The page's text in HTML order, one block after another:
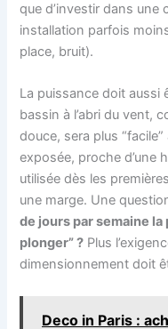
que d’investir dans une
installation parfois
place, bruit).
La puissance doit aussi
bassin à l’abri du vent,
douce, sera plus
exposée, proche d’une
utilisée dès les
une marge. Une
de jours par semaine
plonger” ? Plus
dimensionnement doit
Deco in Paris :